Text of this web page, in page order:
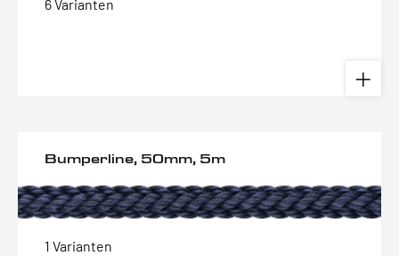
6 Varianten
Bumperline, 50mm, 5m
1 Varianten